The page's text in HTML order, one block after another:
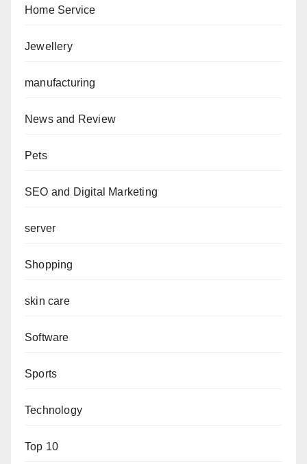
Home Service
Jewellery
manufacturing
News and Review
Pets
SEO and Digital Marketing
server
Shopping
skin care
Software
Sports
Technology
Top 10